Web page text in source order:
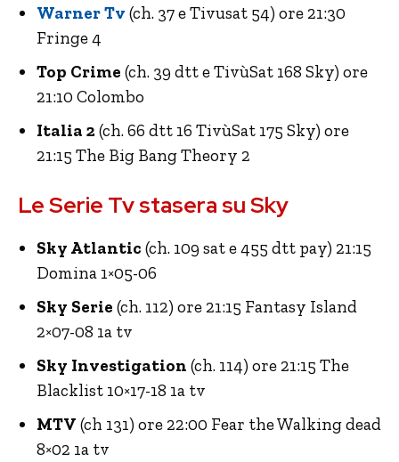
Warner Tv (ch. 37 e Tivusat 54) ore 21:30
Fringe 4
Top Crime (ch. 39 dtt e TivùSat 168 Sky) ore
21:10 Colombo
Italia 2(ch. 66 dtt 16 TivùSat 175 Sky) ore
21:15 The Big Bang Theory 2
Le Serie Tv stasera su Sky
Sky Atlantic (ch. 109 sat e 455 dtt pay) 21:15
Domina 1×05-06
Sky Serie (ch. 112) ore 21:15 Fantasy Island
2×07-08 1a tv
Sky Investigation (ch. 114) ore 21:15 The
Blacklist 10×17-18 1a tv
MTV (ch 131) ore 22:00 Fear the Walking dead
8×02 1a tv